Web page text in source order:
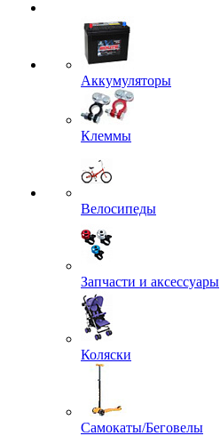
Аккумуляторы
Клеммы
Велосипеды
Запчасти и аксессуары
Коляски
Самокаты/Беговелы